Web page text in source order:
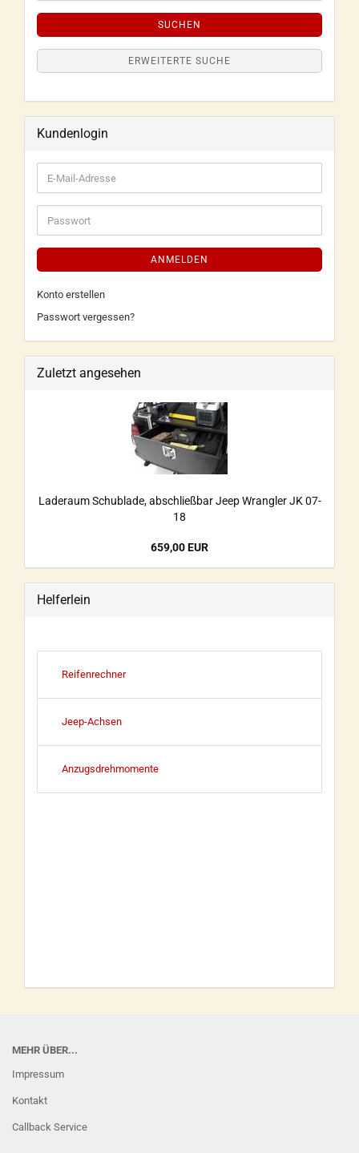
SUCHEN
ERWEITERTE SUCHE
Kundenlogin
ANMELDEN
Konto erstellen
Passwort vergessen?
Zuletzt angesehen
Laderaum Schublade, abschließbar Jeep Wrangler JK 07-
18
659,00 EUR
Helferlein
Reifenrechner
Jeep-Achsen
Anzugsdrehmomente
MEHR ÜBER...
Impressum
Kontakt
Callback Service